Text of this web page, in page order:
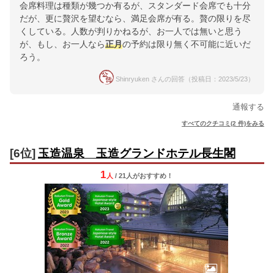
会席料理は種類が幾つか有るが、スタンダード会席でも十分
だが、更に贅沢を望むなら、満足会席が有る。贅の限りを尽
くしている。人数が判りかねるが、お一人では無いと思う
が、もし、お一人なら正月の予約は限り無く不可能に近いだ
ろう。
Shinryuken さんの回答（投稿日：2023/5/23）
通報する
すべてのクチコミ(2 件)をみる
[6位] 玉造温泉 玉造グランドホテル長生閣
1 人 / 21人がおすすめ！